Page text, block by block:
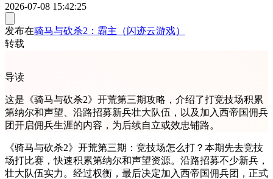
2026-07-08 15:42:25
发布在骑马与砍杀2：霸主（闪迹云游戏）
转载
导读
这是《骑马与砍杀2》开荒第三期攻略，介绍了打竞技场积累
第纳尔和声望、沿路招募新兵壮大队伍，以及加入西帝国佣兵
团开启佣兵生涯的内容，为后续自立或效忠铺路。
《骑马与砍杀2》开荒第三期：竞技场怎么打？本期先去竞技
场打比赛，快速积累第纳尔和声望资源。沿路招募不少新兵，
壮大队伍实力。经过权衡，最后决定加入西帝国佣兵团，正式